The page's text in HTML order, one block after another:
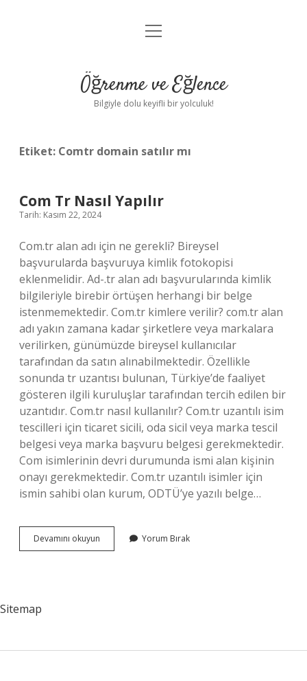
Anasayfa
Yasal Uyarı
menüyü
Öğrenme ve Eğlence
Bilgiyle dolu keyifli bir yolculuk!
Etiket: Comtr domain satılır mı
Com Tr Nasıl Yapılır
Tarih: Kasım 22, 2024
Com.tr alan adı için ne gerekli? Bireysel
başvurularda başvuruya kimlik fotokopisi
eklenmelidir. Ad-.tr alan adı başvurularında kimlik
bilgileriyle birebir örtüşen herhangi bir belge
istenmemektedir. Com.tr kimlere verilir? com.tr alan
adı yakın zamana kadar şirketlere veya markalara
verilirken, günümüzde bireysel kullanıcılar
tarafından da satın alınabilmektedir. Özellikle
sonunda tr uzantısı bulunan, Türkiye’de faaliyet
gösteren ilgili kuruluşlar tarafından tercih edilen bir
uzantıdır. Com.tr nasıl kullanılır? Com.tr uzantılı isim
tescilleri için ticaret sicili, oda sicil veya marka tescil
belgesi veya marka başvuru belgesi gerekmektedir.
Com isimlerinin devri durumunda ismi alan kişinin
onayı gerekmektedir. Com.tr uzantılı isimler için
ismin sahibi olan kurum, ODTÜ’ye yazılı belge…
Devamını okuyun
Tr
Yorum Bırak
Sitemap